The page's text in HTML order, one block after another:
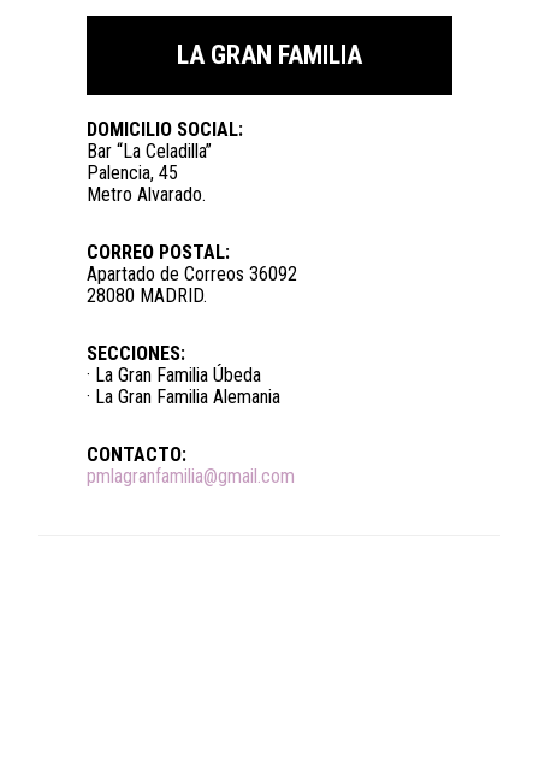
LA GRAN FAMILIA
DOMICILIO SOCIAL:
Bar “La Celadilla”
Palencia, 45
Metro Alvarado.
CORREO POSTAL:
Apartado de Correos 36092
28080 MADRID.
SECCIONES:
· La Gran Familia Úbeda
· La Gran Familia Alemania
CONTACTO:
pmlagranfamilia@gmail.com